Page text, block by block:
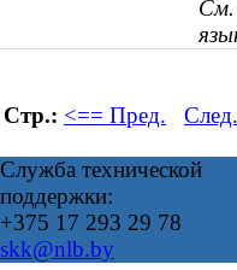
См.
Стр.: <== Пред.
Служба технической
поддержки:
+375 17 293 29 78
skk@nlb.by